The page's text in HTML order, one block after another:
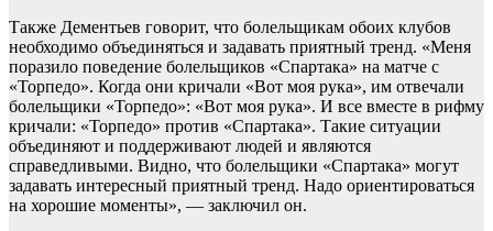
Также Дементьев говорит, что болельщикам обоих клубов
необходимо объединяться и задавать приятный тренд. «Меня
поразило поведение болельщиков «Спартака» на матче с
«Торпедо». Когда они кричали «Вот моя рука», им отвечали
болельщики «Торпедо»: «Вот моя рука». И все вместе в рифму
кричали: «Торпедо» против «Спартака». Такие ситуации
объединяют и поддерживают людей и являются
справедливыми. Видно, что болельщики «Спартака» могут
задавать интересный приятный тренд. Надо ориентироваться
на хорошие моменты», — заключил он.